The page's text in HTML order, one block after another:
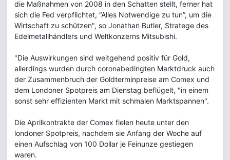
die Maßnahmen von 2008 in den Schatten stellt, ferner hat
sich die Fed verpflichtet, “Alles Notwendige zu tun”, um die
Wirtschaft zu schützen", so Jonathan Butler, Stratege des
Edelmetallhändlers und Weltkonzerns Mitsubishi.
"Die Auswirkungen sind weitgehend positiv für Gold,
allerdings wurden durch coronabedingten Marktdruck auch
der Zusammenbruch der Goldterminpreise am Comex und
dem Londoner Spotpreis am Dienstag beflügelt, "in einem
sonst sehr effizienten Markt mit schmalen Marktspannen".
Die Aprilkontrakte der Comex fielen heute unter den
londoner Spotpreis, nachdem sie Anfang der Woche auf
einen Aufschlag von 100 Dollar je Feinunze gestiegen
waren.